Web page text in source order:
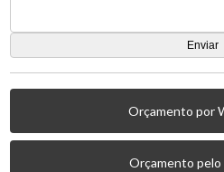
Orçamento por
Orçamento